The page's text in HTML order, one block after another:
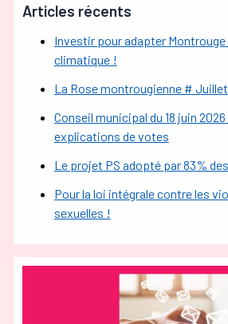
Articles récents
Investir pour adapter Montrouge
climatique !
La Rose montrougienne # Juillet
Conseil municipal du 18 juin
explications de votes
Le projet PS adopté par 83%
Pour la loi intégrale contre les
sexuelles !